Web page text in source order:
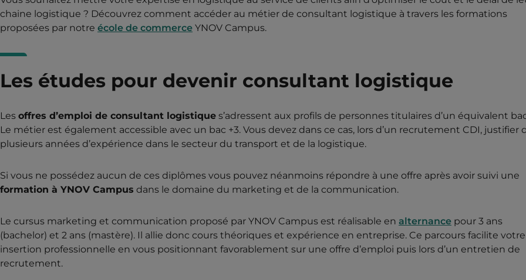
chaine logistique ? Découvrez comment accéder au métier de consultant logistique à travers les formations
proposées par notre école de commerce YNOV Campus.
Les études pour devenir consultant logistique
Les offres d’emploi de consultant logistique s’adressent aux profils de personnes titulaires d’un équivalent
Le métier est également accessible avec un bac +3. Vous devez dans ce cas, lors d’un recrutement CDI, justifier
plusieurs années d’expérience dans le secteur du transport et de la logistique.
Si vous ne possédez aucun de ces diplômes vous pouvez néanmoins répondre à une offre après avoir suivi une
formation à YNOV Campus dans le domaine du marketing et de la communication.
Le cursus marketing et communication proposé par YNOV Campus est réalisable en alternance pour 3 ans
(bachelor) et 2 ans (mastère). Il allie donc cours théoriques et expérience en entreprise. Ce parcours facilite votre
insertion professionnelle en vous positionnant favorablement sur une offre d’emploi puis lors d’un entretien de
recrutement.